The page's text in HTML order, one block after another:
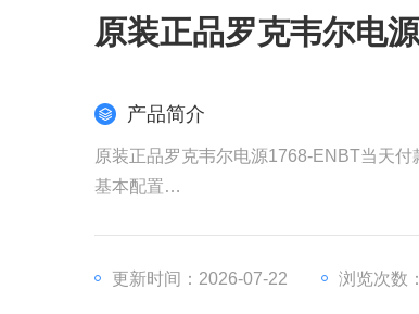
原装正品罗克韦尔电
产品简介
原装正品罗克韦尔电源1768-ENBT当天付
基本配置​
通信协议​：支持EtherNet/IP，传输速率
更新时间：2026-07-22 浏览次数